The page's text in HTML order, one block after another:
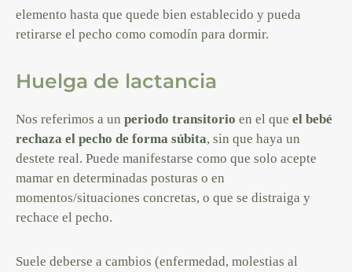
elemento hasta que quede bien establecido y pueda
retirarse el pecho como comodín para dormir.
Huelga de lactancia
Nos referimos a un periodo transitorio en el que el bebé
rechaza el pecho de forma súbita, sin que haya un
destete real. Puede manifestarse como que solo acepte
mamar en determinadas posturas o en
momentos/situaciones concretas, o que se distraiga y
rechace el pecho.
Suele deberse a cambios (enfermedad, molestias al